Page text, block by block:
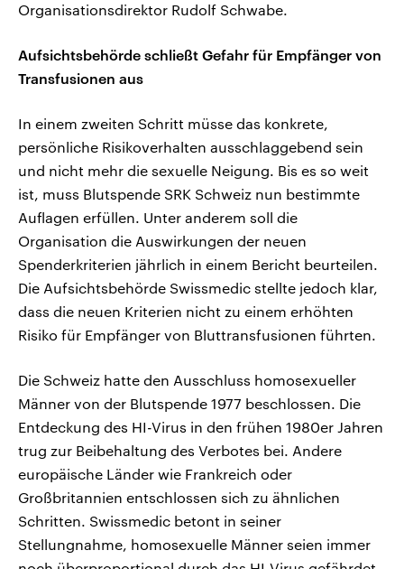
Organisationsdirektor Rudolf Schwabe.
Aufsichtsbehörde schließt Gefahr für Empfänger von
Transfusionen aus
In einem zweiten Schritt müsse das konkrete,
persönliche Risikoverhalten ausschlaggebend sein
und nicht mehr die sexuelle Neigung. Bis es so weit
ist, muss Blutspende SRK Schweiz nun bestimmte
Auflagen erfüllen. Unter anderem soll die
Organisation die Auswirkungen der neuen
Spenderkriterien jährlich in einem Bericht beurteilen.
Die Aufsichtsbehörde Swissmedic stellte jedoch klar,
dass die neuen Kriterien nicht zu einem erhöhten
Risiko für Empfänger von Bluttransfusionen führten.
Die Schweiz hatte den Ausschluss homosexueller
Männer von der Blutspende 1977 beschlossen. Die
Entdeckung des HI-Virus in den frühen 1980er Jahren
trug zur Beibehaltung des Verbotes bei. Andere
europäische Länder wie Frankreich oder
Großbritannien entschlossen sich zu ähnlichen
Schritten. Swissmedic betont in seiner
Stellungnahme, homosexuelle Männer seien immer